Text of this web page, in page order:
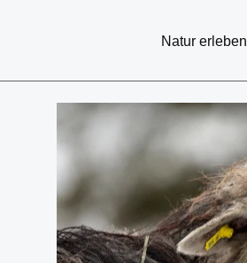
Natur erleben